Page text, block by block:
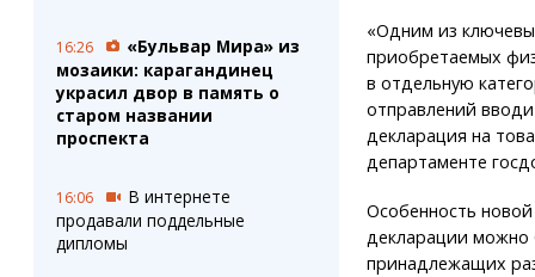
16:26
«Бульвар Мира» из
мозаики: карагандинец
украсил двор в память о
старом названии
проспекта
16:06
В интернете
продавали поддельные
дипломы
«Одним из
приобретаемых
в отдельную
отправлений
декларация на
департаменте
Особенность
декларации можно
принадлежащих